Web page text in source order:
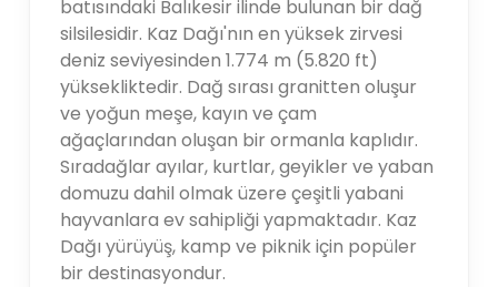
batısındaki Balıkesir ilinde bulunan bir dağ
silsilesidir. Kaz Dağı'nın en yüksek zirvesi
deniz seviyesinden 1.774 m (5.820 ft)
yüksekliktedir. Dağ sırası granitten oluşur
ve yoğun meşe, kayın ve çam
ağaçlarından oluşan bir ormanla kaplıdır.
Sıradağlar ayılar, kurtlar, geyikler ve yaban
domuzu dahil olmak üzere çeşitli yabani
hayvanlara ev sahipliği yapmaktadır. Kaz
Dağı yürüyüş, kamp ve piknik için popüler
bir destinasyondur.